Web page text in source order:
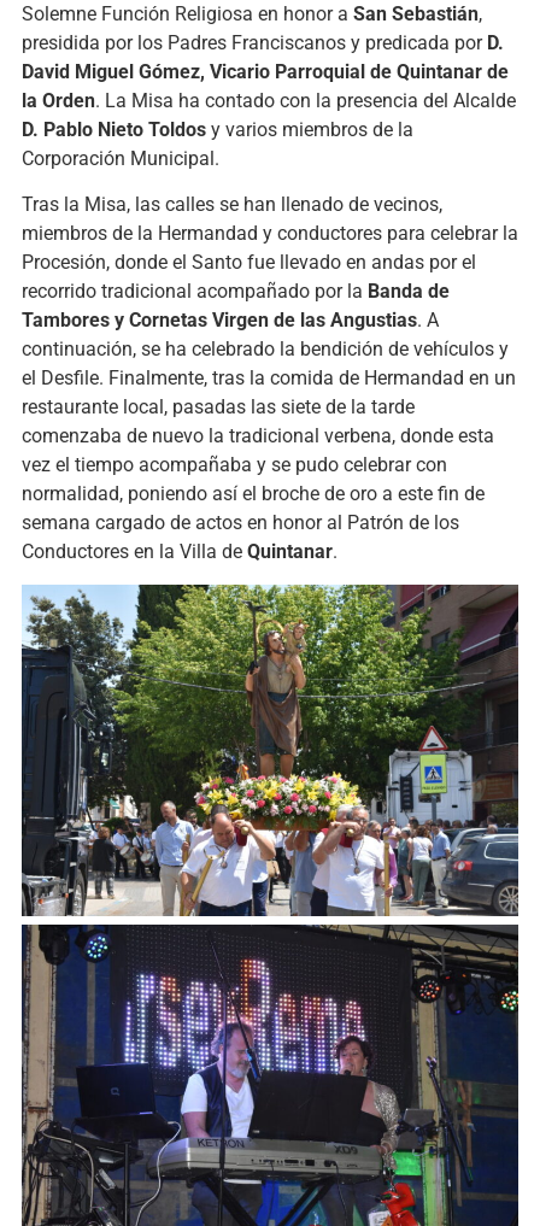
Solemne Función Religiosa en honor a San Sebastián,
presidida por los Padres Franciscanos y predicada por D.
David Miguel Gómez, Vicario Parroquial de Quintanar de
la Orden. La Misa ha contado con la presencia del Alcalde
D. Pablo Nieto Toldosy varios miembros de la
Corporación Municipal.
Tras la Misa, las calles se han llenado de vecinos,
miembros de la Hermandad y conductores para celebrar la
Procesión, donde el Santo fue llevado en andas por el
recorrido tradicional acompañado por la Banda de
Tambores y Cornetas Virgen de las Angustias. A
continuación, se ha celebrado la bendición de vehículos y
el Desfile. Finalmente, tras la comida de Hermandad en un
restaurante local, pasadas las siete de la tarde
comenzaba de nuevo la tradicional verbena, donde esta
vez el tiempo acompañaba y se pudo celebrar con
normalidad, poniendo así el broche de oro a este fin de
semana cargado de actos en honor al Patrón de los
Conductores en la Villa de Quintanar.